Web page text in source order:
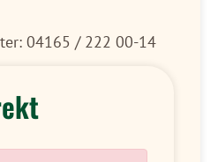
04165 / 222 00-14